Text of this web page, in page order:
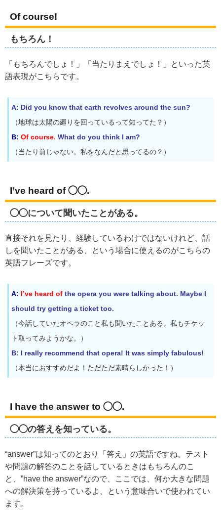
Of course!
もちろん！
「もちろんでしょ！」「当たりまえでしょ！」といった英
語表現がこちらです。
A: Did you know that earth revolves around the sun?
（地球は太陽の廻りを回っているって知ってた？）
B: Of course. What do you think I am?
（当たり前じゃない。私をなんだと思ってるの？）
I’ve heard of ◯◯.
◯◯について聞いたことがある。
直接それを見たり、経験しているわけではないけれど、話
しを聞いたことがある、という場合に使えるのがこちらの
英語フレーズです。
A: I’ve heard of the opera you were talking about. Maybe I
should try getting a ticket too.
（今話していたオペラのこと私も聞いたことある。私もチケッ
ト取ってみようかな。）
B: I really recommend that opera! It was simply fabulous!
（本当におすすめだよ！ただただ素晴らしかった！）
I have the answer to ◯◯.
◯◯の答えを知っている。
“answer”は知ってのとおり「答え」の英語ですね。テスト
や問題の解答のことを話しているときはもちろんのこ
と、”have the answer”なので、ここでは、何か大きな問題
への解決策を持っているよ、という意味合いで使われてい
ます。